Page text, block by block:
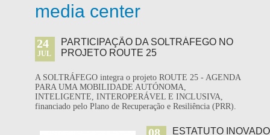
media center
24
JUL
PARTICIPAÇÃO DA SOLTRÁFEGO NO
PROJETO ROUTE 25
A SOLTRÁFEGO integra o projeto ROUTE 25 - AGENDA
PARA UMA MOBILIDADE AUTÓNOMA,
INTELIGENTE, INTEROPERÁVEL E INCLUSIVA,
financiado pelo Plano de Recuperação e Resiliência (PRR).
ESTATUTO